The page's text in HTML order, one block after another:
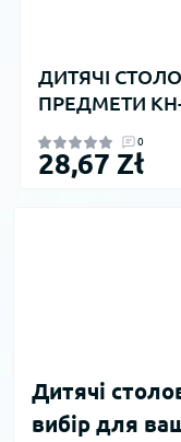
ДИТЯЧІ
ПРЕДМЕТИ
0
28,67 Zł
Дитячі
вибір для